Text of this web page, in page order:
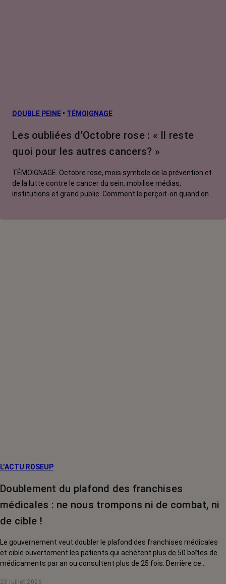
DOUBLE PEINE • TÉMOIGNAGE
Les oubliées d’Octobre rose : « Il reste
quoi pour les autres cancers? »
TÉMOIGNAGE. Octobre rose, mois symbole de la prévention et
de la lutte contre le cancer du sein, mobilise médias,
institutions et grand public. Comment le perçoit-on quand on
L’ACTU ROSEUP
Doublement du plafond des franchises
médicales : ne nous trompons ni de combat, ni
de cible !
Le gouvernement veut doubler le plafond des franchises médicales
et cible ouvertement les patients qui achètent plus de 50 boîtes de
médicaments par an ou consultent plus de 25 fois. Derrière ce
23 juillet 2026